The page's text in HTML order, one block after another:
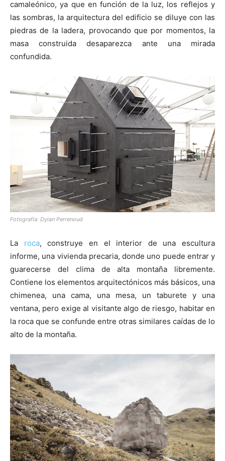
camaleónico, ya que en función de la luz, los reflejos y
las sombras, la arquitectura del edificio se diluye con las
piedras de la ladera, provocando que por momentos, la
masa construida desaparezca ante una mirada
confundida.
Fotografía: Dylan Perrenoud
La roca, construye en el interior de una escultura
informe, una vivienda precaria, donde uno puede entrar y
guarecerse del clima de alta montaña libremente.
Contiene los elementos arquitectónicos más básicos, una
chimenea, una cama, una mesa, un taburete y una
ventana, pero exige al visitante algo de riesgo, habitar en
la roca que se confunde entre otras similares caídas de lo
alto de la montaña.